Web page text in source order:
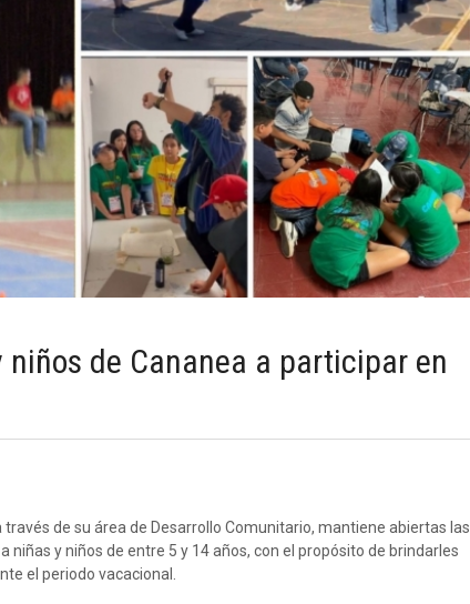
de Cananea a participar en
de su área de Desarrollo Comunitario, mantiene abiertas las
niñas y niños de entre 5 y 14 años, con el propósito de brindarles
el periodo vacacional.